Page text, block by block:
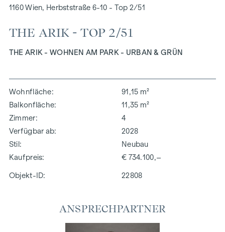
1160 Wien, Herbststraße 6-10 - Top 2/51
THE ARIK - TOP 2/51
THE ARIK - WOHNEN AM PARK - URBAN & GRÜN
Wohnfläche
91,15 m²
Balkonfläche
11,35 m²
Zimmer
4
Verfügbar ab
2028
Stil
Neubau
Kaufpreis
€ 734.100,–
Objekt-ID: 22808
ANSPRECHPARTNER